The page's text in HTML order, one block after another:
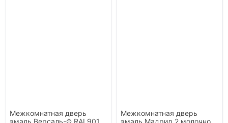
Межкомнатная дверь
эмаль Версаль-Ф RAL9010
Межкомнатная дверь
эмаль Мадрид 2 молочно-